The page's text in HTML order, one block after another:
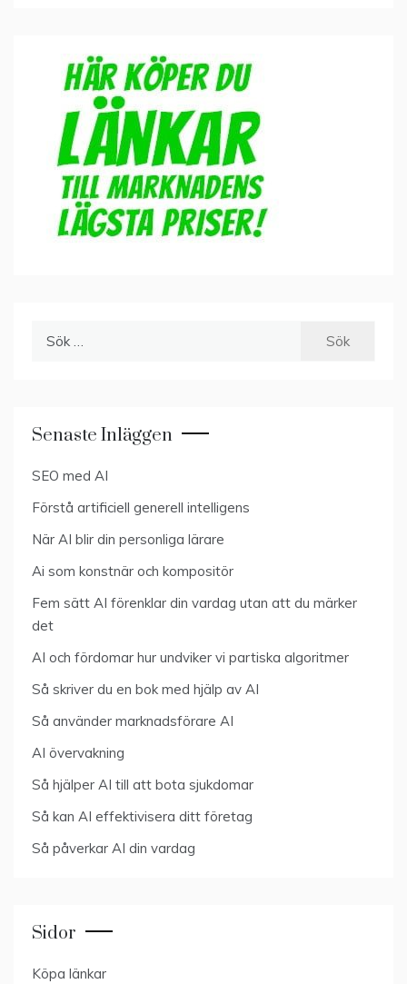
Senaste Inläggen
SEO med AI
Förstå artificiell generell intelligens
När AI blir din personliga lärare
Ai som konstnär och kompositör
Fem sätt AI förenklar din vardag utan att du märker
det
AI och fördomar hur undviker vi partiska algoritmer
Så skriver du en bok med hjälp av AI
Så använder marknadsförare AI
AI övervakning
Så hjälper AI till att bota sjukdomar
Så kan AI effektivisera ditt företag
Så påverkar AI din vardag
Sidor
Köpa länkar